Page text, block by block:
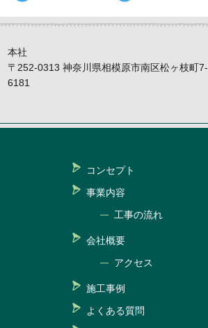
本社
〒252-0313 神奈川県相模原市南区松ヶ枝町
6181
コンセプト
事業内容
工事の流れ
会社概要
アクセス
施工事例
よくある質問